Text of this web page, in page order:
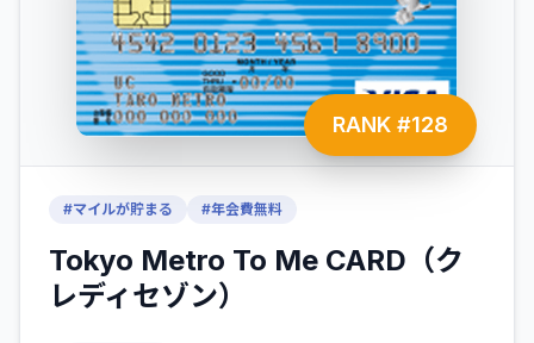
RANK #128
#マイルが貯まる #年会費無料
Tokyo Metro To Me CARD（ク
レディセゾン）